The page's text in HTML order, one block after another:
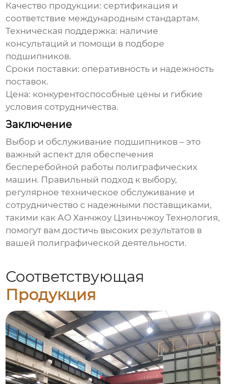
Качество продукции: сертификация и
соответствие международным стандартам.
Техническая поддержка: наличие
консультаций и помощи в подборе
подшипников.
Сроки поставки: оперативность и надежность
поставок.
Цена: конкурентоспособные цены и гибкие
условия сотрудничества.
Заключение
Выбор и обслуживание подшипников – это
важный аспект для обеспечения
бесперебойной работы полиграфических
машин. Правильный подход к выбору,
регулярное техническое обслуживание и
сотрудничество с надежными поставщиками,
такими какАО Ханчжоу Цзиньчжоу Технология,
помогут вам достичь высоких результатов в
вашей полиграфической деятельности.
Соответствующая
Продукция